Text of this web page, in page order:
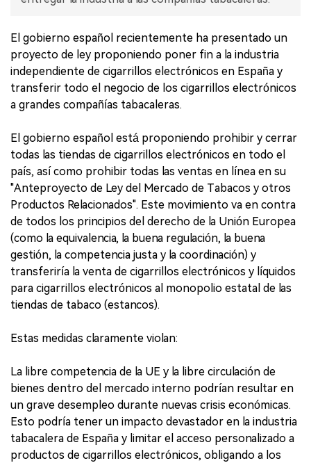
El gobierno español recientemente ha presentado un
proyecto de ley proponiendo poner fin a la industria
independiente de cigarrillos electrónicos en España y
transferir todo el negocio de los cigarrillos electrónicos
a grandes compañías tabacaleras.
El gobierno español está proponiendo prohibir y cerrar
todas las tiendas de cigarrillos electrónicos en todo el
país, así como prohibir todas las ventas en línea en su
"Anteproyecto de Ley del Mercado de Tabacos y otros
Productos Relacionados". Este movimiento va en contra
de todos los principios del derecho de la Unión Europea
(como la equivalencia, la buena regulación, la buena
gestión, la competencia justa y la coordinación) y
transferiría la venta de cigarrillos electrónicos y líquidos
para cigarrillos electrónicos al monopolio estatal de las
tiendas de tabaco (estancos).
Estas medidas claramente violan:
La libre competencia de la UE y la libre circulación de
bienes dentro del mercado interno podrían resultar en
un grave desempleo durante nuevas crisis económicas.
Esto podría tener un impacto devastador en la industria
tabacalera de España y limitar el acceso personalizado a
productos de cigarrillos electrónicos, obligando a los